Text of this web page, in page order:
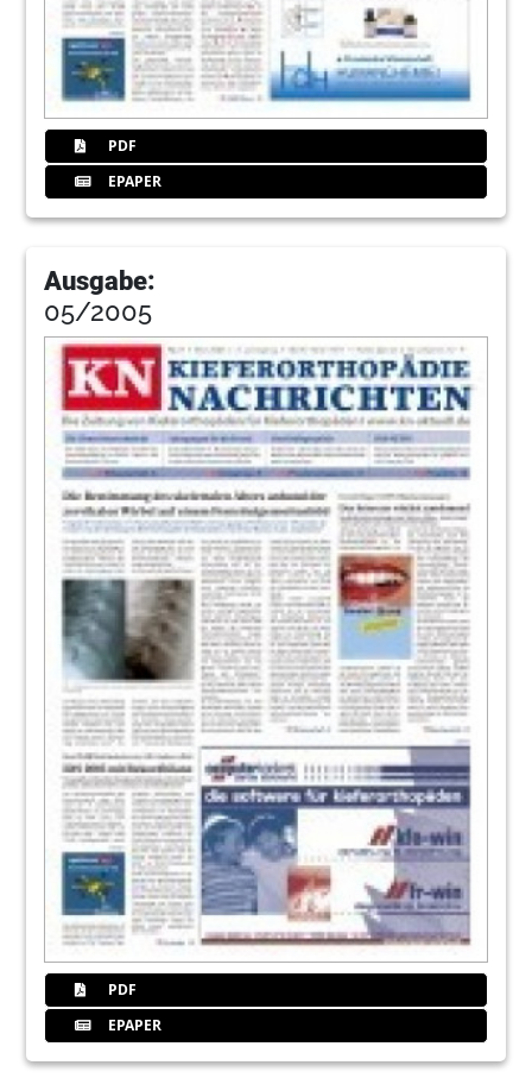
PDF
EPAPER
Ausgabe:
05/2005
PDF
EPAPER